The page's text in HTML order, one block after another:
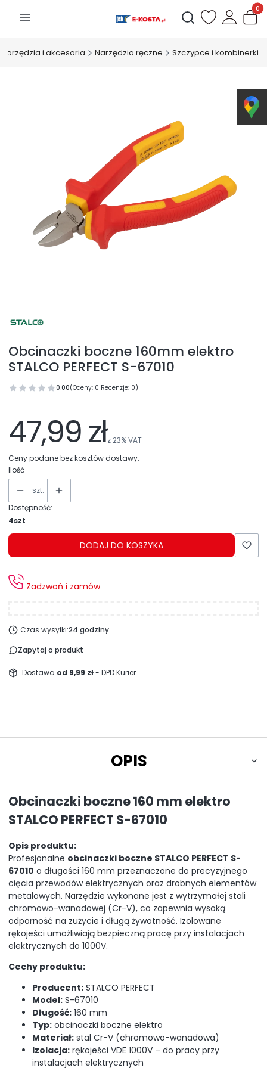
Otwórz wyszukiwarkę
Narzędzia i akcesoria Narzędzia ręczne Szczypce i kombinerki
Obcinaczki boczne 160mm elektro
STALCO PERFECT S-67010
0.00(Oceny: 0 Recenzje: 0)
47,99 złz 23%VAT
Ceny podane bez kosztów dostawy.
Ilość
szt.
Dostępność:
4szt
DODAJ DO KOSZYKA
Zadzwoń i zamów
Czas wysyłki:24 godziny
Zapytaj o produkt
Dostawa od 9,99 zł- DPD Kurier
OPIS
Obcinaczki boczne 160 mm elektro
STALCO PERFECT S-67010
Opis produktu:
Profesjonalne obcinaczki boczne STALCO PERFECT S-
67010 o długości 160 mm przeznaczone do precyzyjnego
cięcia przewodów elektrycznych oraz drobnych elementów
metalowych. Narzędzie wykonane jest z wytrzymałej stali
chromowo-wanadowej (Cr-V), co zapewnia wysoką
odporność na zużycie i długą żywotność. Izolowane
rękojeści umożliwiają bezpieczną pracę przy instalacjach
elektrycznych do 1000V.
Cechy produktu:
Producent: STALCO PERFECT
Model: S-67010
Długość: 160 mm
Typ: obcinaczki boczne elektro
Materiał: stal Cr-V (chromowo-wanadowa)
Izolacja: rękojeści VDE 1000V – do pracy przy
instalacjach elektrycznych